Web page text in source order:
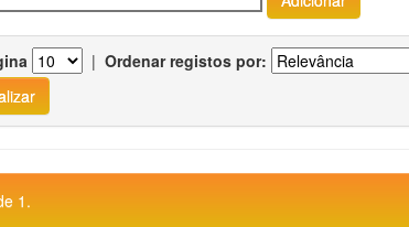
| Ordenar registos por:
1.